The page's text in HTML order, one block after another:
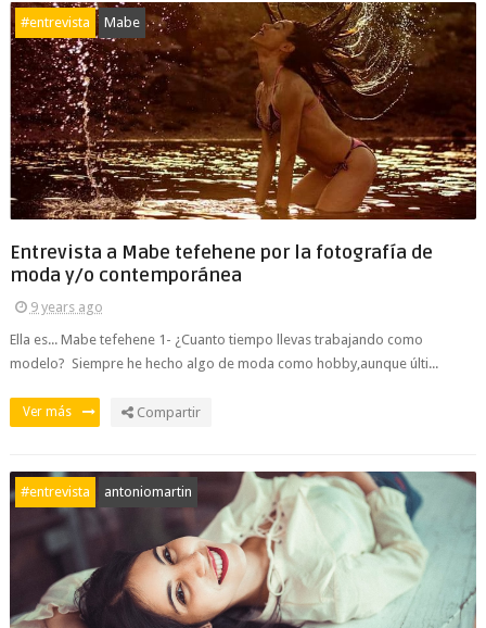
#entrevista Mabe
Entrevista a Mabe tefehene por la fotografía de
moda y/o contemporánea
9 years ago
Ella es... Mabe tefehene 1- ¿Cuanto tiempo llevas trabajando como
modelo? Siempre he hecho algo de moda como hobby,aunque últi...
Ver más Compartir
#entrevista antoniomartin